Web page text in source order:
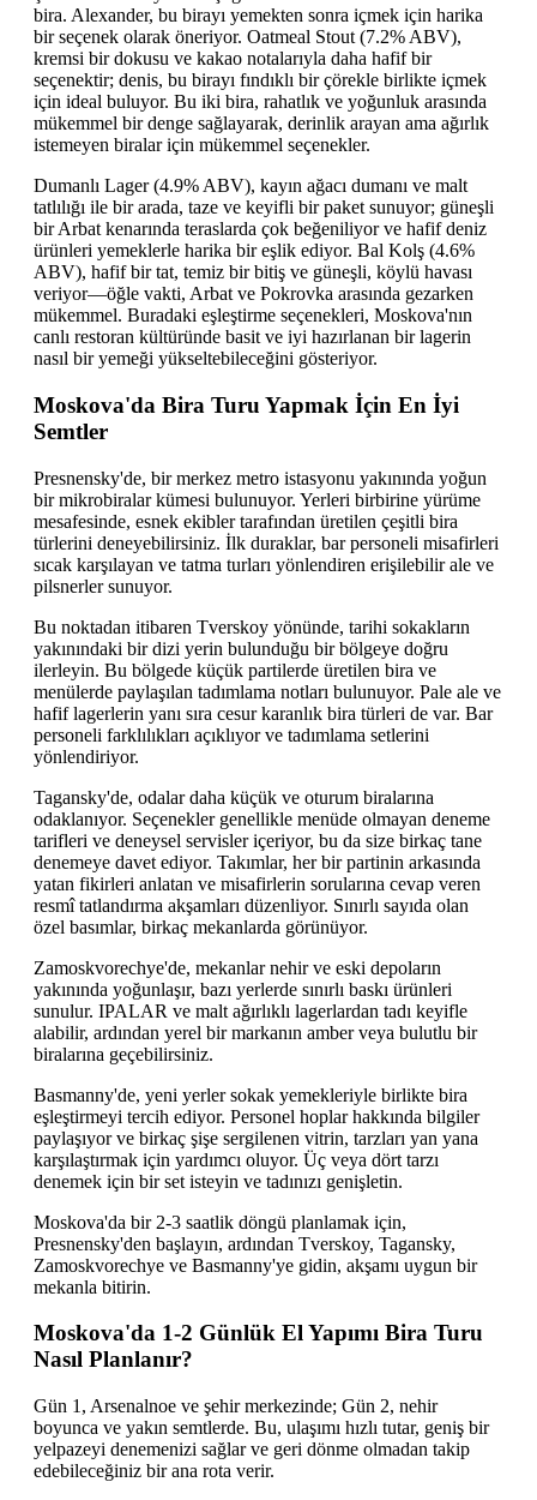
bira. Alexander, bu birayı yemekten sonra içmek için harika
bir seçenek olarak öneriyor. Oatmeal Stout (7.2% ABV),
kremsi bir dokusu ve kakao notalarıyla daha hafif bir
seçenektir; denis, bu birayı fındıklı bir çörekle birlikte içmek
için ideal buluyor. Bu iki bira, rahatlık ve yoğunluk arasında
mükemmel bir denge sağlayarak, derinlik arayan ama ağırlık
istemeyen biralar için mükemmel seçenekler.
Dumanlı Lager (4.9% ABV), kayın ağacı dumanı ve malt
tatlılığı ile bir arada, taze ve keyifli bir paket sunuyor; güneşli
bir Arbat kenarında teraslarda çok beğeniliyor ve hafif deniz
ürünleri yemeklerle harika bir eşlik ediyor. Bal Kolş (4.6%
ABV), hafif bir tat, temiz bir bitiş ve güneşli, köylü havası
veriyor—öğle vakti, Arbat ve Pokrovka arasında gezarken
mükemmel. Buradaki eşleştirme seçenekleri, Moskova'nın
canlı restoran kültüründe basit ve iyi hazırlanan bir lagerin
nasıl bir yemeği yükseltebileceğini gösteriyor.
Moskova'da Bira Turu Yapmak İçin En İyi
Semtler
Presnensky'de, bir merkez metro istasyonu yakınında yoğun
bir mikrobiralar kümesi bulunuyor. Yerleri birbirine yürüme
mesafesinde, esnek ekibler tarafından üretilen çeşitli bira
türlerini deneyebilirsiniz. İlk duraklar, bar personeli misafirleri
sıcak karşılayan ve tatma turları yönlendiren erişilebilir ale ve
pilsnerler sunuyor.
Bu noktadan itibaren Tverskoy yönünde, tarihi sokakların
yakınındaki bir dizi yerin bulunduğu bir bölgeye doğru
ilerleyin. Bu bölgede küçük partilerde üretilen bira ve
menülerde paylaşılan tadımlama notları bulunuyor. Pale ale ve
hafif lagerlerin yanı sıra cesur karanlık bira türleri de var. Bar
personeli farklılıkları açıklıyor ve tadımlama setlerini
yönlendiriyor.
Tagansky'de, odalar daha küçük ve oturum biralarına
odaklanıyor. Seçenekler genellikle menüde olmayan deneme
tarifleri ve deneysel servisler içeriyor, bu da size birkaç tane
denemeye davet ediyor. Takımlar, her bir partinin arkasında
yatan fikirleri anlatan ve misafirlerin sorularına cevap veren
resmî tatlandırma akşamları düzenliyor. Sınırlı sayıda olan
özel basımlar, birkaç mekanlarda görünüyor.
Zamoskvorechye'de, mekanlar nehir ve eski depoların
yakınında yoğunlaşır, bazı yerlerde sınırlı baskı ürünleri
sunulur. IPALAR ve malt ağırlıklı lagerlardan tadı keyifle
alabilir, ardından yerel bir markanın amber veya bulutlu bir
biralarına geçebilirsiniz.
Basmanny'de, yeni yerler sokak yemekleriyle birlikte bira
eşleştirmeyi tercih ediyor. Personel hoplar hakkında bilgiler
paylaşıyor ve birkaç şişe sergilenen vitrin, tarzları yan yana
karşılaştırmak için yardımcı oluyor. Üç veya dört tarzı
denemek için bir set isteyin ve tadınızı genişletin.
Moskova'da bir 2-3 saatlik döngü planlamak için,
Presnensky'den başlayın, ardından Tverskoy, Tagansky,
Zamoskvorechye ve Basmanny'ye gidin, akşamı uygun bir
mekanla bitirin.
Moskova'da 1-2 Günlük El Yapımı Bira Turu
Nasıl Planlanır?
Gün 1, Arsenalnoe ve şehir merkezinde; Gün 2, nehir
boyunca ve yakın semtlerde. Bu, ulaşımı hızlı tutar, geniş bir
yelpazeyi denemenizi sağlar ve geri dönme olmadan takip
edebileceğiniz bir ana rota verir.